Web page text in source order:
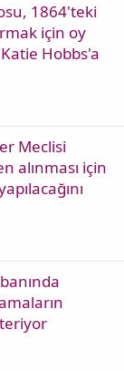
1864'teki
için oy
Hobbs'a
Meclisi
alınması için